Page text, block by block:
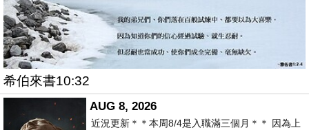
希伯來書10:32
AUG 8, 2026
近況更新＊＊本周8/4是入職滿三個月＊＊ 因為上